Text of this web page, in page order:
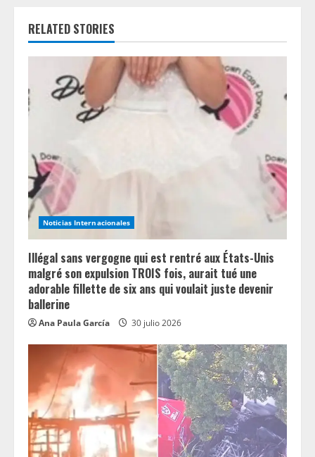
R
a
i
n
g
RELATED STORIES
Noticias Internacionales
Illégal sans vergogne qui est rentré aux États-Unis
malgré son expulsion TROIS fois, aurait tué une
adorable fillette de six ans qui voulait juste devenir
ballerine
Ana Paula García 30 julio 2026